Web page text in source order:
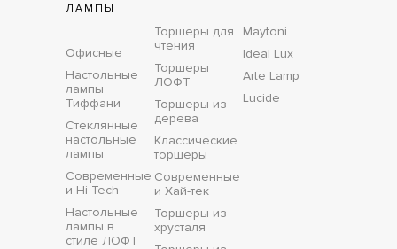
ЛАМПЫ
Офисные
Настольные
лампы
Тиффани
Стеклянные
настольные
лампы
Современные
и Hi-Tech
Настольные
лампы в
стиле ЛОФТ
Торшеры для
чтения
Торшеры
ЛОФТ
Торшеры из
дерева
Классические
торшеры
Современные
и Хай-тек
Торшеры из
хрусталя
Maytoni
Ideal Lux
Arte Lamp
Lucide